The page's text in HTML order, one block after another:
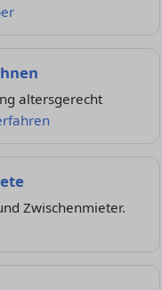
altersgerecht
Zwischenmieter.